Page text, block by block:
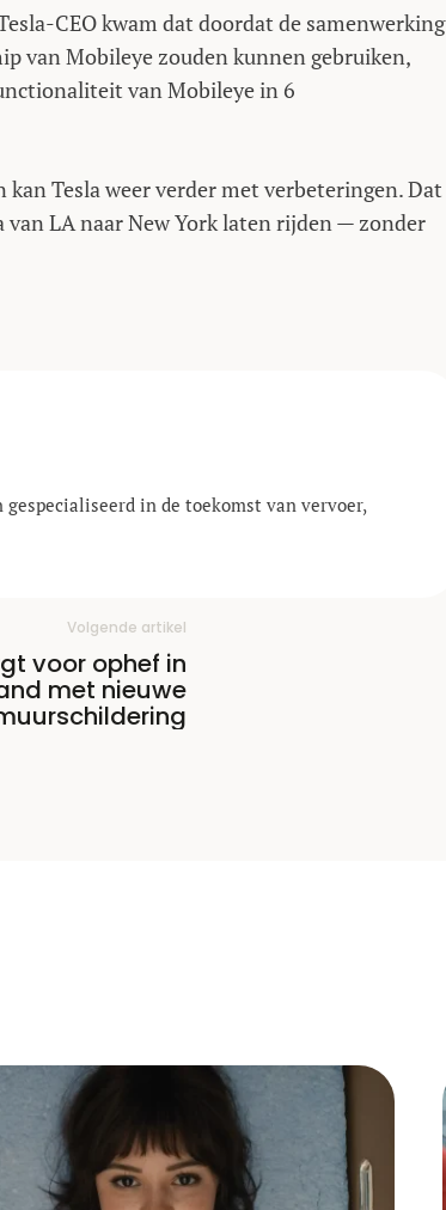
CEO kwam dat doordat de samenwerking
van Mobileye zouden kunnen gebruiken,
van Mobileye in 6
Tesla weer verder met verbeteringen. Dat
LA naar New York laten rijden — zonder
in de toekomst van vervoer,
Volgende artikel
voor ophef in
met nieuwe